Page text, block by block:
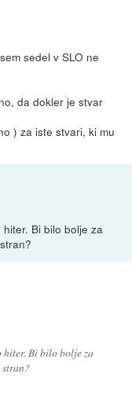
sedel v SLO ne
da dokler je stvar
) za iste stvari, ki mu
Bi bilo bolje za
hiter. Bi bilo bolje za